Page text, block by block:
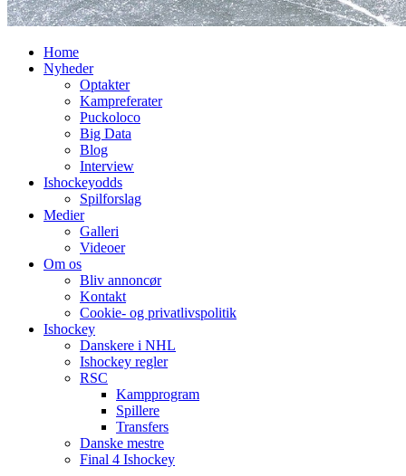
Home
Nyheder
Optakter
Kampreferater
Puckoloco
Big Data
Blog
Interview
Ishockeyodds
Spilforslag
Medier
Galleri
Videoer
Om os
Bliv annoncør
Kontakt
Cookie- og privatlivspolitik
Ishockey
Danskere i NHL
Ishockey regler
RSC
Kampprogram
Spillere
Transfers
Danske mestre
Final 4 Ishockey